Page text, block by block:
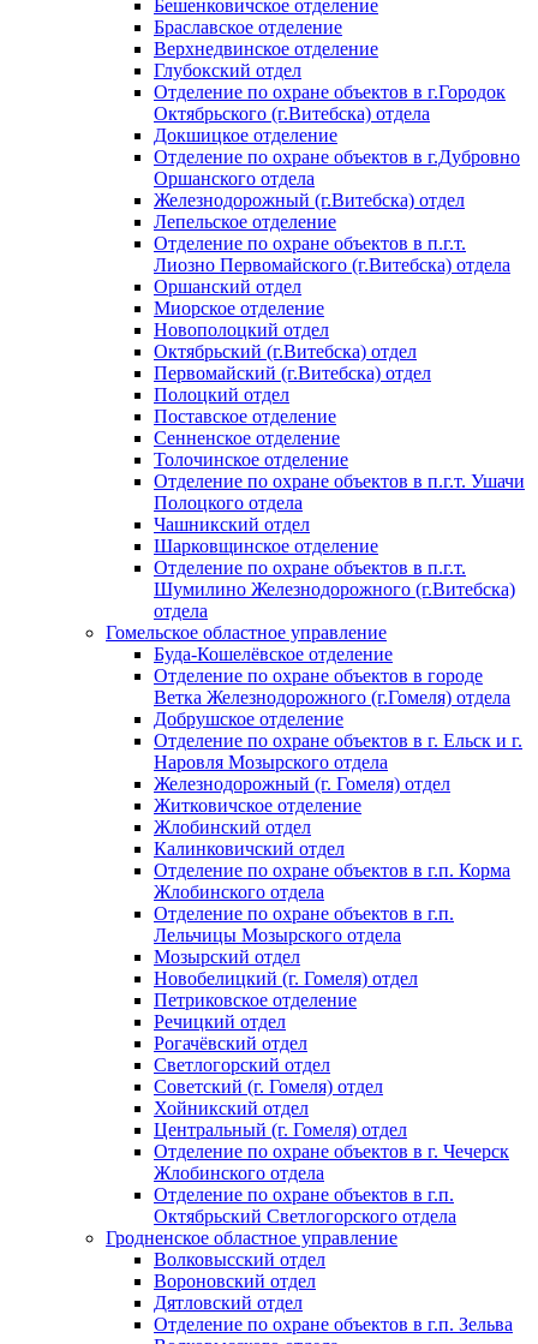
Бешенковичское отделение
Браславское отделение
Верхнедвинское отделение
Глубокский отдел
Отделение по охране объектов в г.Городок
Октябрьского (г.Витебска) отдела
Докшицкое отделение
Отделение по охране объектов в г.Дубровно
Оршанского отдела
Железнодорожный (г.Витебска) отдел
Лепельское отделение
Отделение по охране объектов в п.г.т.
Лиозно Первомайского (г.Витебска) отдела
Оршанский отдел
Миорское отделение
Новополоцкий отдел
Октябрьский (г.Витебска) отдел
Первомайский (г.Витебска) отдел
Полоцкий отдел
Поставское отделение
Сенненское отделение
Толочинское отделение
Отделение по охране объектов в п.г.т. Ушачи
Полоцкого отдела
Чашникский отдел
Шарковщинское отделение
Отделение по охране объектов в п.г.т.
Шумилино Железнодорожного (г.Витебска)
отдела
Гомельское областное управление
Буда-Кошелёвское отделение
Отделение по охране объектов в городе
Ветка Железнодорожного (г.Гомеля) отдела
Добрушское отделение
Отделение по охране объектов в г. Ельск и г.
Наровля Мозырского отдела
Железнодорожный (г. Гомеля) отдел
Житковичское отделение
Жлобинский отдел
Калинковичский отдел
Отделение по охране объектов в г.п. Корма
Жлобинского отдела
Отделение по охране объектов в г.п.
Лельчицы Мозырского отдела
Мозырский отдел
Новобелицкий (г. Гомеля) отдел
Петриковское отделение
Речицкий отдел
Рогачёвский отдел
Светлогорский отдел
Советский (г. Гомеля) отдел
Хойникский отдел
Центральный (г. Гомеля) отдел
Отделение по охране объектов в г. Чечерск
Жлобинского отдела
Отделение по охране объектов в г.п.
Октябрьский Светлогорского отдела
Гродненское областное управление
Волковысский отдел
Вороновский отдел
Дятловский отдел
Отделение по охране объектов в г.п. Зельва